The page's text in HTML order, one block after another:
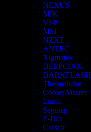
NEXUS
MIK
VSP
MSI
NZXT
ANTEC
Xigmatek
DEEPCOOL
DARKFLASH
Thermaltake
Cooler Master
Lianli
Segotep
E-Dra
Corsair